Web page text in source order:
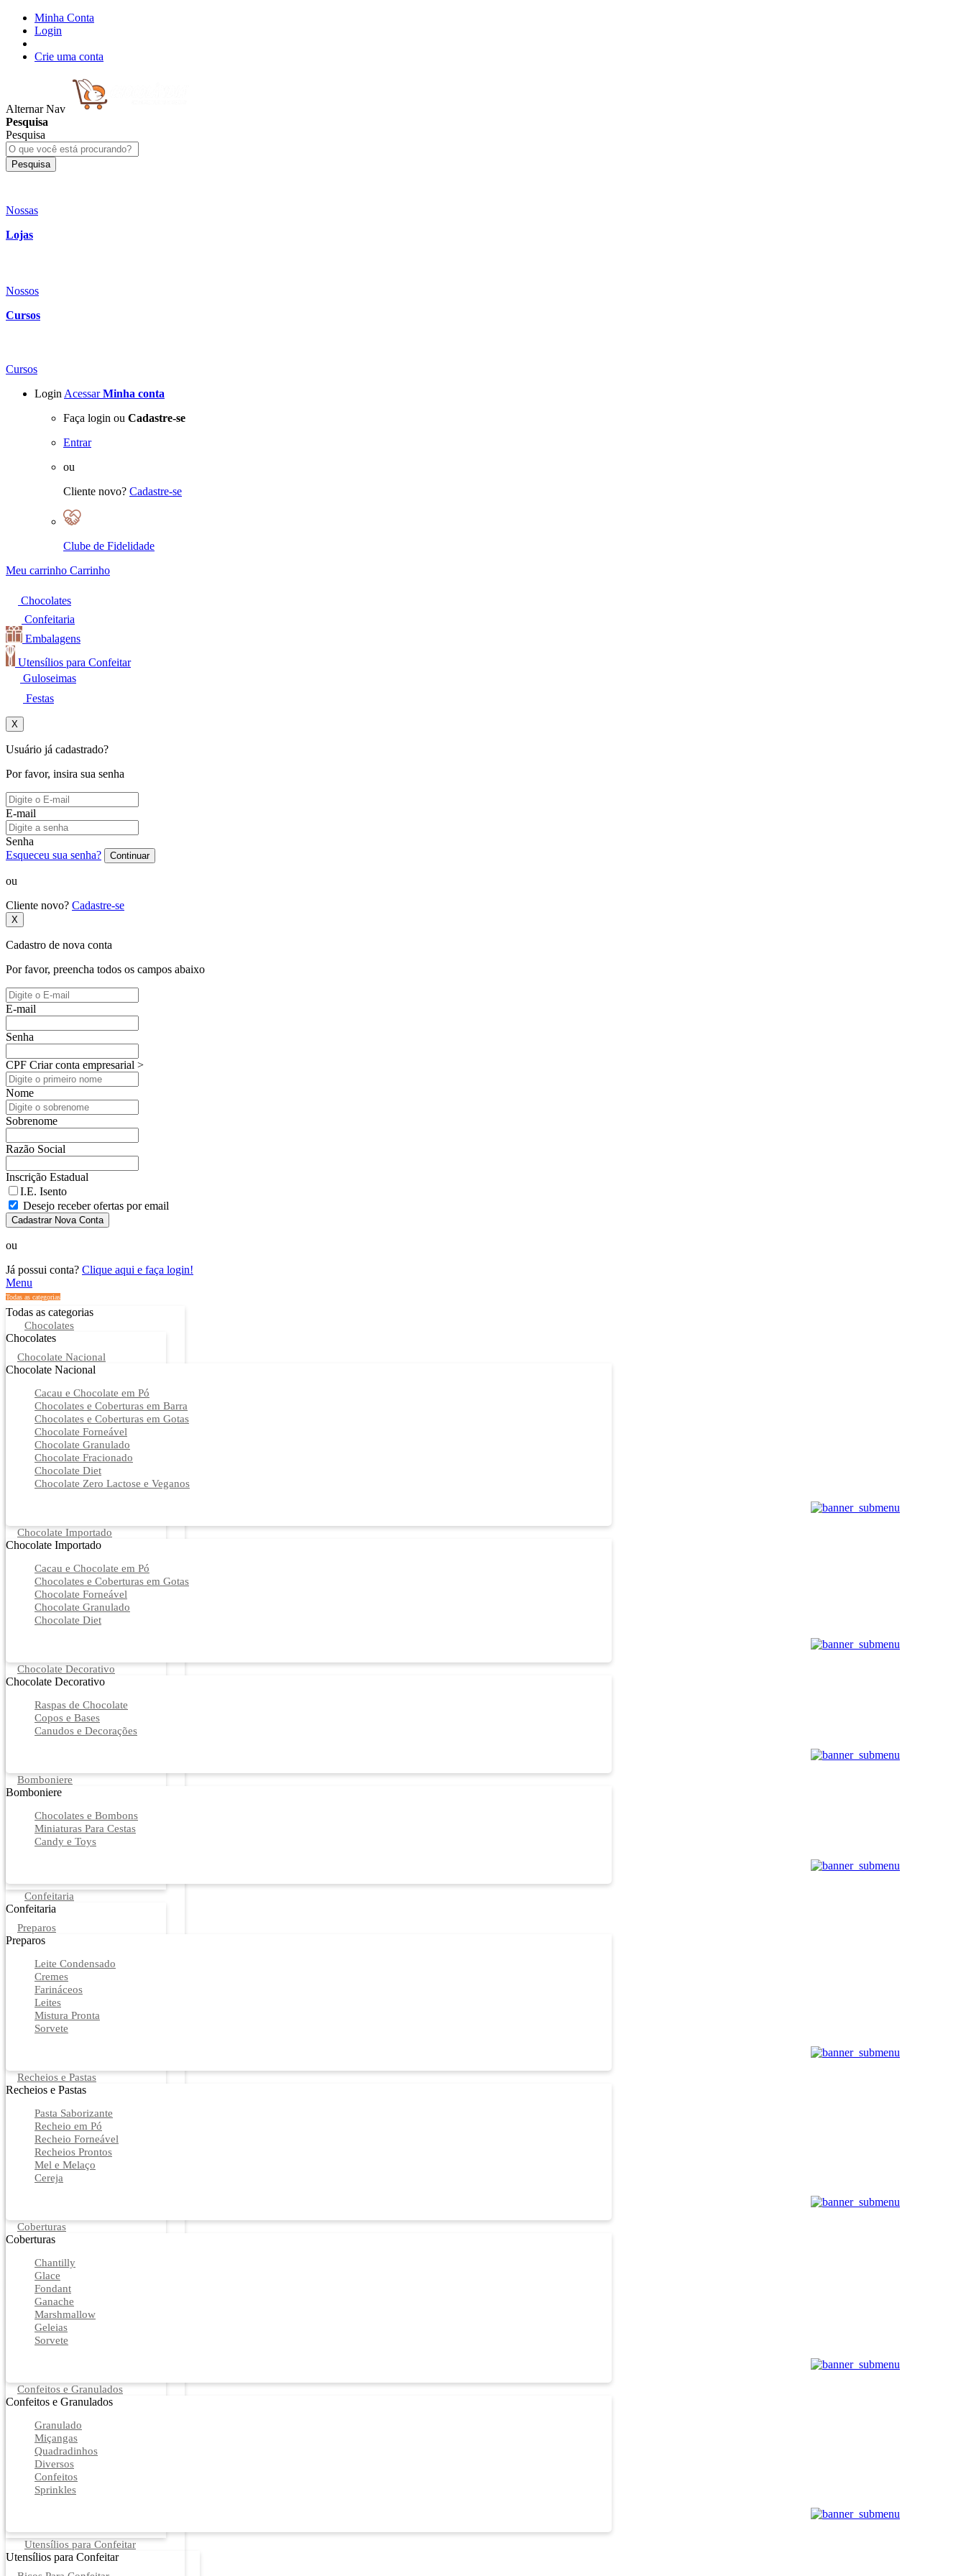
Minha Conta
Login
Crie uma conta
Alternar Nav
Pesquisa
Pesquisa
Pesquisa
Nossas
Lojas
Nossos
Cursos
Cursos
Login Acessar Minha conta
Faça login ou Cadastre-se
Entrar
ou
Cliente novo? Cadastre-se
Clube de Fidelidade
Meu carrinho Carrinho
Chocolates
Confeitaria
Embalagens
Utensílios para Confeitar
Guloseimas
Festas
X
Usuário já cadastrado?
Por favor, insira sua senha
E-mail
Senha
Esqueceu sua senha?
Continuar
ou
Cliente novo? Cadastre-se
X
Cadastro de nova conta
Por favor, preencha todos os campos abaixo
E-mail
Senha
CPF Criar conta empresarial >
Nome
Sobrenome
Razão Social
Inscrição Estadual
I.E. Isento
Desejo receber ofertas por email
Cadastrar Nova Conta
ou
Já possui conta? Clique aqui e faça login!
Menu
Todas as categorias
Todas as categorias
Chocolates
Chocolates
Chocolate Nacional
Chocolate Nacional
Cacau e Chocolate em Pó
Chocolates e Coberturas em Barra
Chocolates e Coberturas em Gotas
Chocolate Forneável
Chocolate Granulado
Chocolate Fracionado
Chocolate Diet
Chocolate Zero Lactose e Veganos
Chocolate Importado
Chocolate Importado
Cacau e Chocolate em Pó
Chocolates e Coberturas em Gotas
Chocolate Forneável
Chocolate Granulado
Chocolate Diet
Chocolate Decorativo
Chocolate Decorativo
Raspas de Chocolate
Copos e Bases
Canudos e Decorações
Bomboniere
Bomboniere
Chocolates e Bombons
Miniaturas Para Cestas
Candy e Toys
Confeitaria
Confeitaria
Preparos
Preparos
Leite Condensado
Cremes
Farináceos
Leites
Mistura Pronta
Sorvete
Recheios e Pastas
Recheios e Pastas
Pasta Saborizante
Recheio em Pó
Recheio Forneável
Recheios Prontos
Mel e Melaço
Cereja
Coberturas
Coberturas
Chantilly
Glace
Fondant
Ganache
Marshmallow
Geleias
Sorvete
Confeitos e Granulados
Confeitos e Granulados
Granulado
Miçangas
Quadradinhos
Diversos
Confeitos
Sprinkles
Utensílios para Confeitar
Utensílios para Confeitar